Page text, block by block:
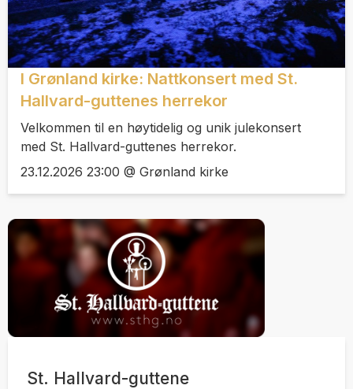
I Grønland kirke: Nattkonsert med St.
Hallvard-guttenes herrekor
Velkommen til en høytidelig og unik julekonsert
med St. Hallvard-guttenes herrekor.
23.12.2026 23:00 @ Grønland kirke
St. Hallvard-guttene